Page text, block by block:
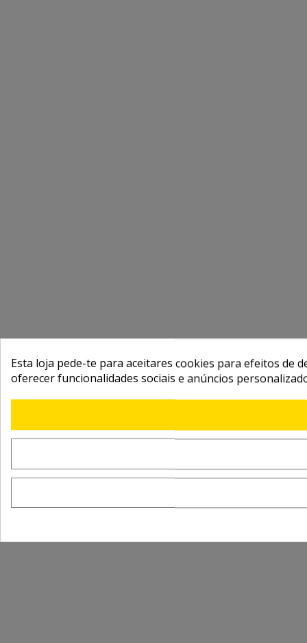
Esta loja pede-te para aceitares cookies para efeitos de
oferecer funcionalidades sociais e anúncios